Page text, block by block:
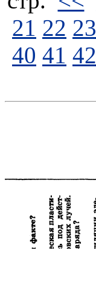
21 22 23
40 41 42